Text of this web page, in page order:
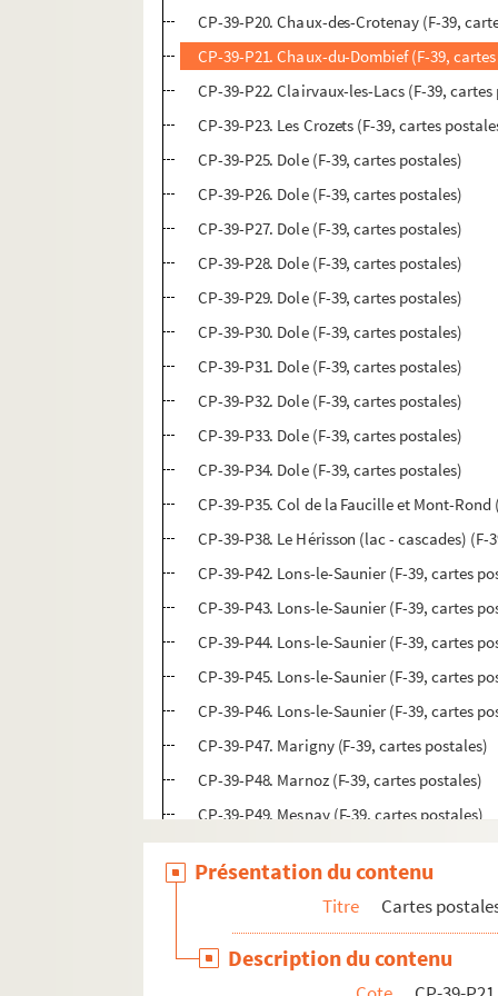
CP-39-P20. Chaux-des-Crotenay (F-39,
CP-39-P21. Chaux-du-Dombief (F-39,
CP-39-P22. Clairvaux-les-Lacs (F-39,
CP-39-P23. Les Crozets (F-39, cartes
CP-39-P25. Dole (F-39, cartes postales)
CP-39-P26. Dole (F-39, cartes postales)
CP-39-P27. Dole (F-39, cartes postales)
CP-39-P28. Dole (F-39, cartes postales)
CP-39-P29. Dole (F-39, cartes postales)
CP-39-P30. Dole (F-39, cartes postales)
CP-39-P31. Dole (F-39, cartes postales)
CP-39-P32. Dole (F-39, cartes postales)
CP-39-P33. Dole (F-39, cartes postales)
CP-39-P34. Dole (F-39, cartes postales)
CP-39-P35. Col de la Faucille et Mont-
CP-39-P38. Le Hérisson (lac - cascades)
CP-39-P42. Lons-le-Saunier (F-39, cartes
CP-39-P43. Lons-le-Saunier (F-39, cartes
CP-39-P44. Lons-le-Saunier (F-39, cartes
CP-39-P45. Lons-le-Saunier (F-39, cartes
CP-39-P46. Lons-le-Saunier (F-39, cartes
CP-39-P47. Marigny (F-39, cartes postales)
CP-39-P48. Marnoz (F-39, cartes postales)
CP-39-P49. Mesnay (F-39, cartes postales)
CP-39-P50. Mièges (F-39, cartes postales)
CP-39-P51. Moirans (F-39, cartes postales)
CP-39-P52. Molinges (F-39, cartes postales)
CP-39-P53. Le Mont-Roland (F-39, cartes
CP-39-P54. Mont-sous-Vaudrey (F-39,
Présentation du contenu
Titre Cartes
Description du contenu